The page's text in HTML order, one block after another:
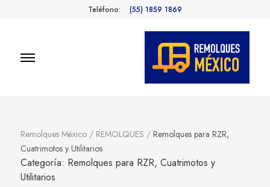
Teléfono: (55) 1859 1869
Remolques México / REMOLQUES / Remolques para RZR,
Cuatrimotos y Utilitarios
Categoría: Remolques para RZR, Cuatrimotos y
Utilitarios